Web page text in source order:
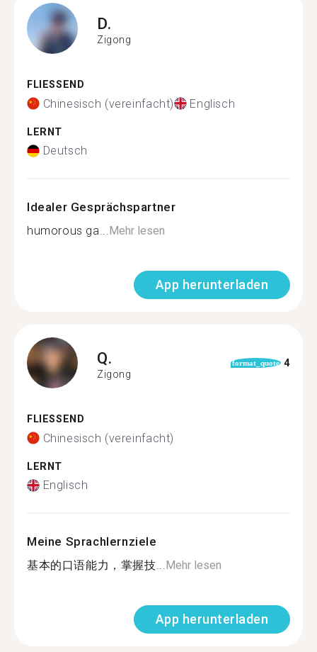
D.
Zigong
FLIESSEND
Chinesisch (vereinfacht) Englisch
LERNT
Deutsch
Idealer Gesprächspartner
humorous ga...Mehr lesen
App herunterladen
Q.
Zigong
format_quote 4
FLIESSEND
Chinesisch (vereinfacht)
LERNT
Englisch
Meine Sprachlernziele
基本的口语能力，掌握技...Mehr lesen
App herunterladen